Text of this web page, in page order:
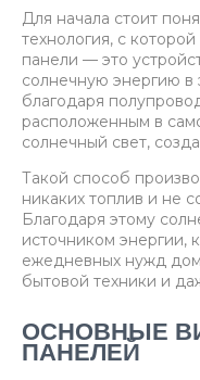
Для начала стоит
технология, с
панели — это
солнечную энергию в
благодаря
расположенным в
солнечный свет,
Такой способ
никаких топлив и не
Благодаря этому
источником энергии,
ежедневных нужд
бытовой техники и
ОСНОВНЫЕ
ПАНЕЛЕЙ